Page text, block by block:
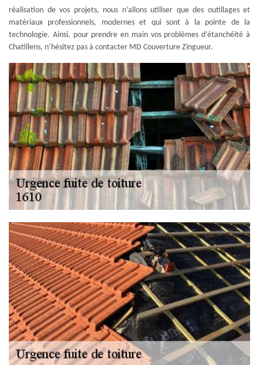
réalisation de vos projets, nous n’allons utiliser que des outillages et
matériaux professionnels, modernes et qui sont à la pointe de la
technologie. Ainsi, pour prendre en main vos problèmes d’étanchéité à
Chatillens, n’hésitez pas à contacter MD Couverture Zingueur.